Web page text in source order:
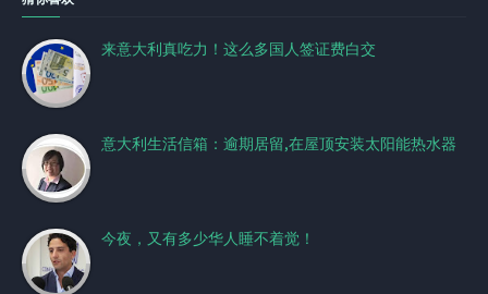
来意大利真吃力！这么多国人签证费白交
意大利生活信箱：逾期居留,在屋顶安装太阳能热水器
今夜，又有多少华人睡不着觉！